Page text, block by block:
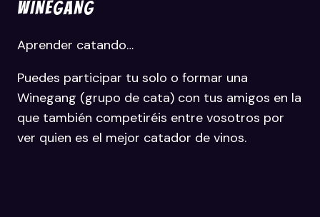
WINEGANG
Aprender catando…
Puedes participar tu solo o formar una
Winegang (grupo de cata) con tus amigos en la
que también competiréis entre vosotros por
ver quien es el mejor catador de vinos.